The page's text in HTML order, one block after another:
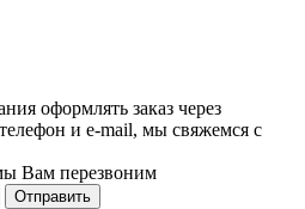
оформлять заказ через
и e-mail, мы свяжемся с
Вам перезвоним
Отправить